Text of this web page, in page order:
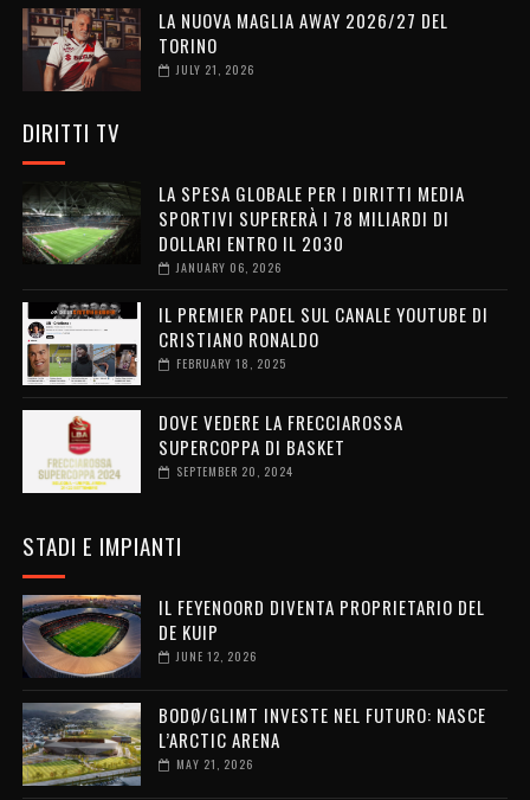
LA NUOVA MAGLIA AWAY 2026/27 DEL
TORINO
JULY 21, 2026
DIRITTI TV
LA SPESA GLOBALE PER I DIRITTI MEDIA
SPORTIVI SUPERERÀ I 78 MILIARDI DI
DOLLARI ENTRO IL 2030
JANUARY 06, 2026
IL PREMIER PADEL SUL CANALE YOUTUBE DI
CRISTIANO RONALDO
FEBRUARY 18, 2025
DOVE VEDERE LA FRECCIAROSSA
SUPERCOPPA DI BASKET
SEPTEMBER 20, 2024
STADI E IMPIANTI
IL FEYENOORD DIVENTA PROPRIETARIO DEL
DE KUIP
JUNE 12, 2026
BODØ/GLIMT INVESTE NEL FUTURO: NASCE
L’ARCTIC ARENA
MAY 21, 2026